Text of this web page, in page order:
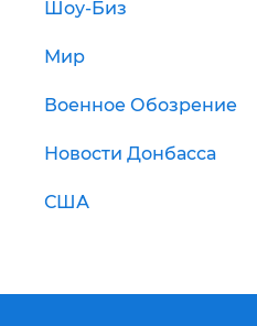
Шоу-Биз
Мир
Военное Обозрение
Новости Донбасса
США